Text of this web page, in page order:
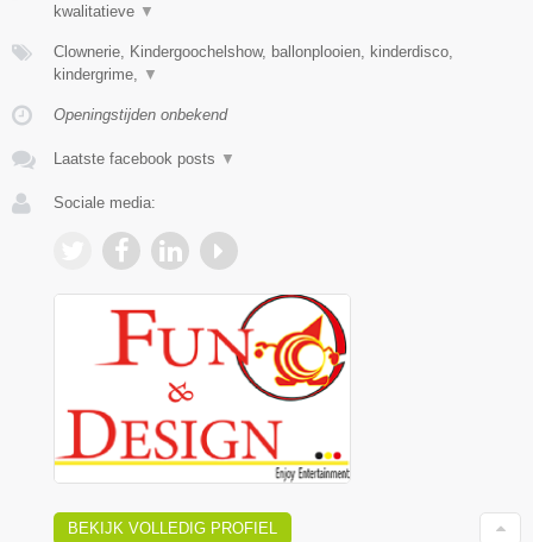
kwalitatieve ▼
Clownerie, Kindergoochelshow, ballonplooien, kinderdisco,
kindergrime,
▼
Openingstijden onbekend
Laatste facebook posts ▼
Sociale media:
BEKIJK VOLLEDIG PROFIEL